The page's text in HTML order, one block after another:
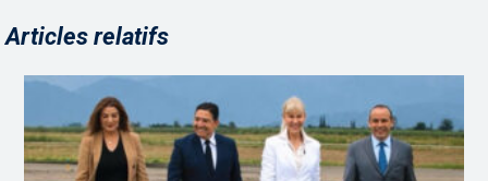
Articles relatifs